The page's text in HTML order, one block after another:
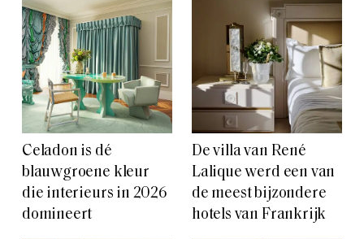
Celadon is dé
blauwgroene kleur
die interieurs in 2026
domineert
De villa van René
Lalique werd een van
de meest bijzondere
hotels van Frankrijk